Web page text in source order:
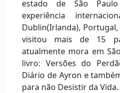
estado de São Paulo
experiência
Dublin(Irlanda),
visitou mais de 15
atualmente mora em
livro: Versões do
Diário de Ayron e
para não Desistir da Vida.